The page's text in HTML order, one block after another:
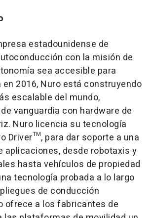
estadounidense de
con la misión de
sea accesible para
2016, Nuro está construyendo
escalable del mundo,
vanguardia con hardware de
Nuro licencia su tecnología
Driver™, para dar soporte a una
aplicaciones, desde robotaxis y
hasta vehículos de propiedad
tecnología probada a lo largo
de conducción
ofrece a los fabricantes de